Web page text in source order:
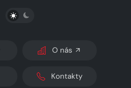
PŘEPNOUT SVĚTLÝ/TMAVÝ REŽIM
O nás
Kontakty